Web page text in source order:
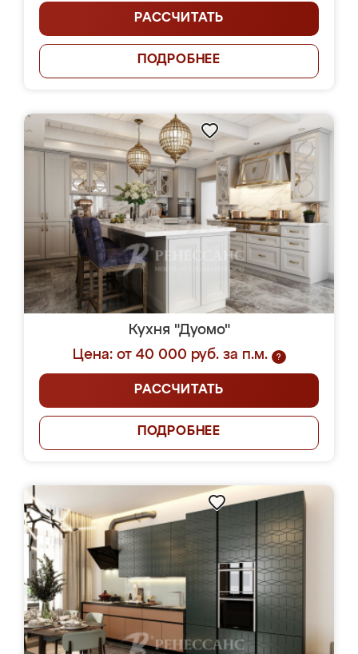
РАССЧИТАТЬ
ПОДРОБНЕЕ
Кухня "Дуомо"
Цена: от 40 000 руб. за п.м.
?
РАССЧИТАТЬ
ПОДРОБНЕЕ